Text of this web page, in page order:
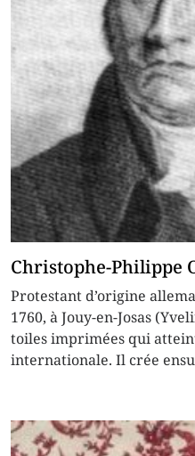
Christophe-Philippe
Protestant d’origine
1760, à Jouy-en-Josas
toiles imprimées qui
internationale. Il crée